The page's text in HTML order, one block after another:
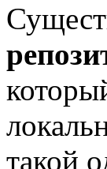
такой